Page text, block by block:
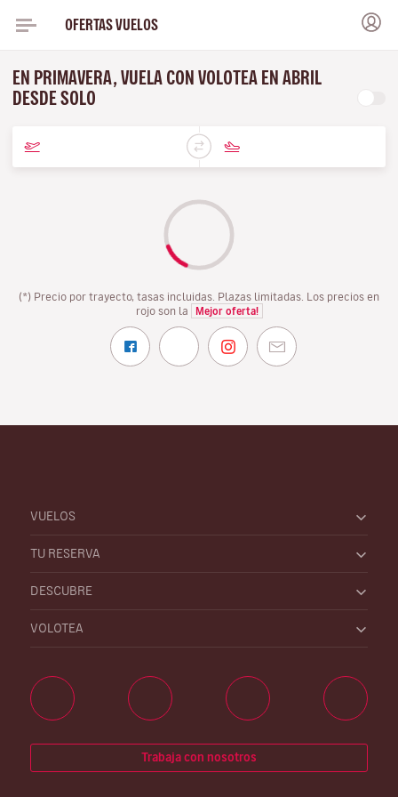
OFERTAS VUELOS
EN PRIMAVERA, VUELA CON VOLOTEA EN ABRIL
DESDE SOLO
(*) Precio por trayecto, tasas incluidas. Plazas limitadas. Los precios en
rojo son la
Mejor oferta!
VUELOS
TU RESERVA
DESCUBRE
VOLOTEA
Trabaja con nosotros